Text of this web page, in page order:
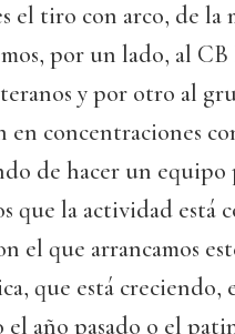
el tiro con arco, de la
por un lado, al
y por otro al
concentraciones
de hacer un equipo
que la actividad está
el que arrancamos
que está
el año pasado o el